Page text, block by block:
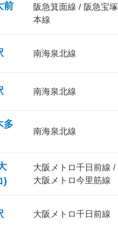
前
阪急箕面線 / 阪急宝塚
本線
南海泉北線
南海泉北線
多
南海泉北線
)
大阪メトロ千日前線 /
大阪メトロ今里筋線
大阪メトロ千日前線